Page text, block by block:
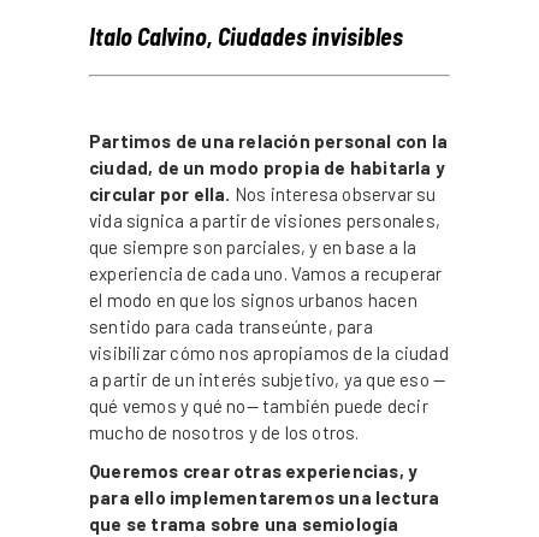
Italo Calvino, Ciudades invisibles
Partimos de una relación personal con la
ciudad, de un modo propia de habitarla y
circular por ella. Nos interesa observar su
vida sígnica a partir de visiones personales,
que siempre son parciales, y en base a la
experiencia de cada uno. Vamos a recuperar
el modo en que los signos urbanos hacen
sentido para cada transeúnte, para
visibilizar cómo nos apropiamos de la ciudad
a partir de un interés subjetivo, ya que eso —
qué vemos y qué no— también puede decir
mucho de nosotros y de los otros.
Queremos crear otras experiencias, y
para ello implementaremos una lectura
que se trama sobre una semiología